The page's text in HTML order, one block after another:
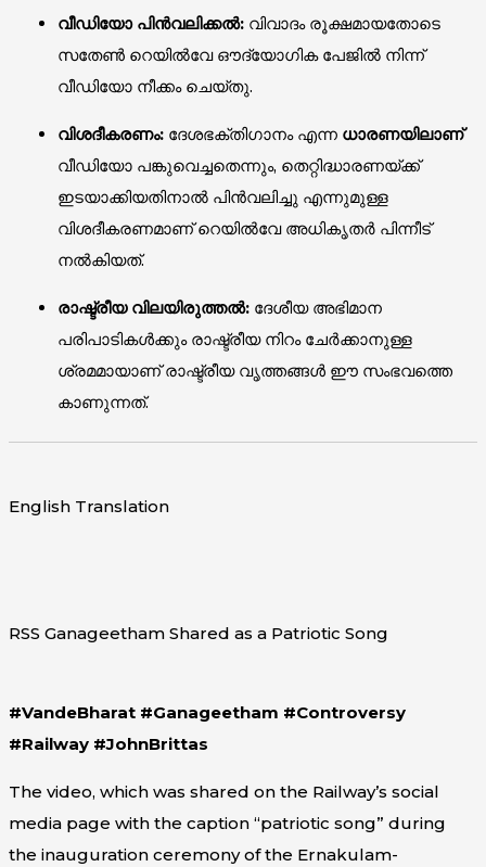
വീഡിയോ പിൻവലിക്കൽ:വിവാദം രൂക്ഷമായതോടെ
സതേൺ റെയിൽവേ ഔദ്യോഗിക പേജിൽ നിന്ന്
വീഡിയോ നീക്കം ചെയ്തു.
വിശദീകരണം:ദേശഭക്തിഗാനം എന്ന ധാരണയിലാണ്
വീഡിയോ പങ്കുവെച്ചതെന്നും, തെറ്റിദ്ധാരണയ്ക്ക്
ഇടയാക്കിയതിനാൽ പിൻവലിച്ചു എന്നുമുള്ള
വിശദീകരണമാണ് റെയിൽവേ അധികൃതർ പിന്നീട്
നൽകിയത്.
രാഷ്ട്രീയ വിലയിരുത്തൽ:ദേശീയ അഭിമാന
പരിപാടികൾക്കും രാഷ്ട്രീയ നിറം ചേർക്കാനുള്ള
ശ്രമമായാണ് രാഷ്ട്രീയ വൃത്തങ്ങൾ ഈ സംഭവത്തെ
കാണുന്നത്.
English Translation
RSS Ganageetham Shared as a Patriotic Song
#VandeBharat #Ganageetham #Controversy
#Railway #JohnBrittas
The video, which was shared on the Railway’s social
media page with the caption “patriotic song” during
the inauguration ceremony of the Ernakulam-